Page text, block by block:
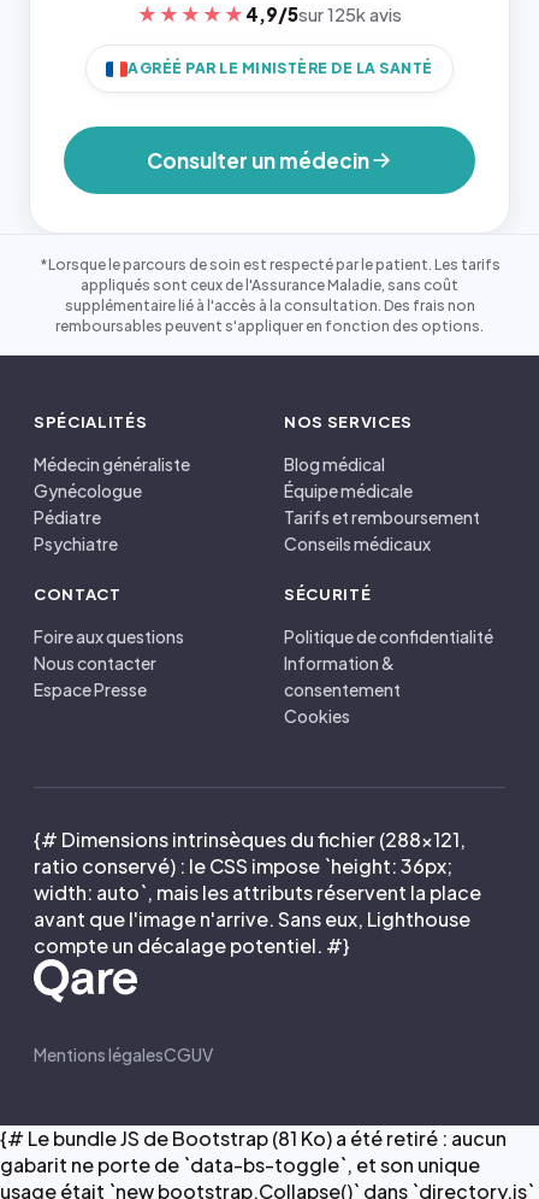
★★★★★ 4,9/5sur 125k avis
AGRÉÉ PAR LE MINISTÈRE DE LA SANTÉ
Consulter un médecin
*Lorsque le parcours de soin est respecté par le patient. Les tarifs
appliqués sont ceux de l'Assurance Maladie, sans coût
supplémentaire lié à l'accès à la consultation. Des frais non
remboursables peuvent s'appliquer en fonction des options.
SPÉCIALITÉS
Médecin généraliste
Gynécologue
Pédiatre
Psychiatre
NOS SERVICES
Blog médical
Équipe médicale
Tarifs et remboursement
Conseils médicaux
CONTACT
Foire aux questions
Nous contacter
Espace Presse
SÉCURITÉ
Politique de confidentialité
Information &
consentement
Cookies
{# Dimensions intrinsèques du fichier (288×121,
ratio conservé) : le CSS impose `height: 36px;
width: auto`, mais les attributs réservent la place
avant que l'image n'arrive. Sans eux, Lighthouse
compte un décalage potentiel. #}
Mentions légalesCGUV
{# Le bundle JS de Bootstrap (81 Ko) a été retiré : aucun
gabarit ne porte de `data-bs-toggle`, et son unique
usage était `new bootstrap.Collapse()` dans `directory.js`